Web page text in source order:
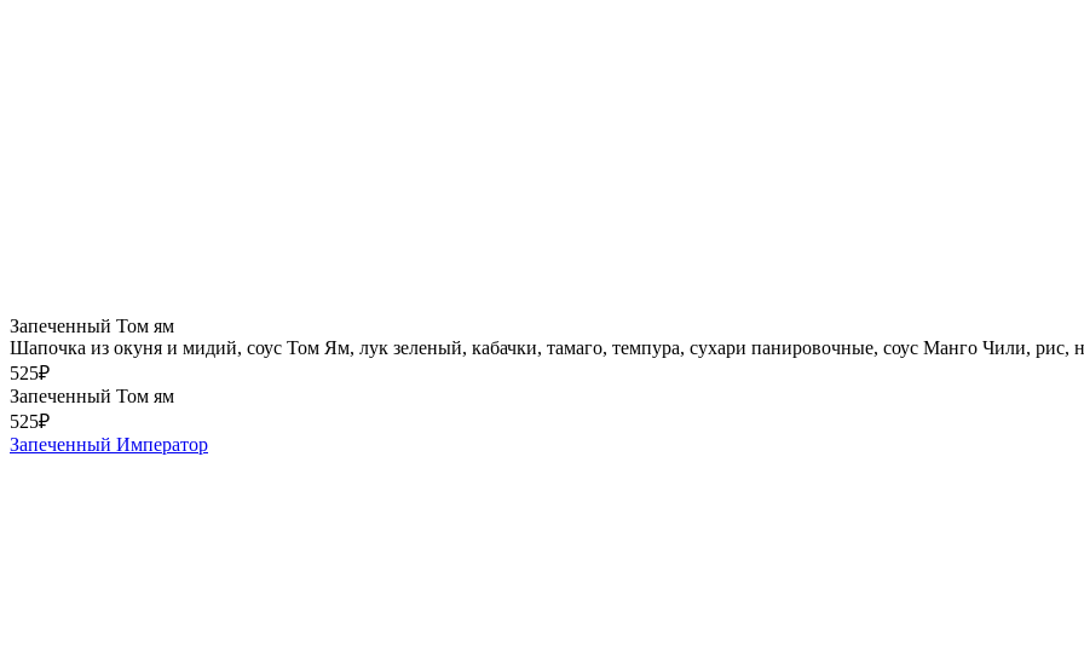
Запеченный Том ям
Шапочка из окуня и мидий, соус Том Ям, лук зеленый, кабачки, тамаго, темпура, сухари панировочные, соус Манго Чили, рис,
525₽
Запеченный Том ям
525₽
Запеченный Император